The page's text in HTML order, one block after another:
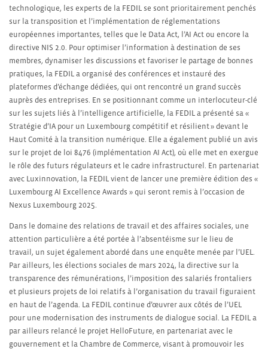
technologique, les experts de la FEDIL se sont prioritairement penchés
sur la transposition et l’implémentation de réglementations
européennes importantes, telles que le Data Act, l’AI Act ou encore la
directive NIS 2.0. Pour optimiser l’information à destination de ses
membres, dynamiser les discussions et favoriser le partage de bonnes
pratiques, la FEDIL a organisé des conférences et instauré des
plateformes d’échange dédiées, qui ont rencontré un grand succès
auprès des entreprises. En se positionnant comme un interlocuteur-clé
sur les sujets liés à l’intelligence artificielle, la FEDIL a présenté sa «
Stratégie d’IA pour un Luxembourg compétitif et résilient » devant le
Haut Comité à la transition numérique. Elle a également publié un avis
sur le projet de loi 8476 (implémentation AI Act), où elle met en exergue
le rôle des futurs régulateurs et le cadre infrastructurel. En partenariat
avec Luxinnovation, la FEDIL vient de lancer une première édition des «
Luxembourg AI Excellence Awards » qui seront remis à l’occasion de
Nexus Luxembourg 2025.
Dans le domaine des relations de travail et des affaires sociales, une
attention particulière a été portée à l’absentéisme sur le lieu de
travail, un sujet également abordé dans une enquête menée par l’UEL.
Par ailleurs, les élections sociales de mars 2024, la directive sur la
transparence des rémunérations, l’imposition des salariés frontaliers
et plusieurs projets de loi relatifs à l’organisation du travail figuraient
en haut de l’agenda. La FEDIL continue d’œuvrer aux côtés de l’UEL
pour une modernisation des instruments de dialogue social. La FEDIL a
par ailleurs relancé le projet HelloFuture, en partenariat avec le
gouvernement et la Chambre de Commerce, visant à promouvoir les